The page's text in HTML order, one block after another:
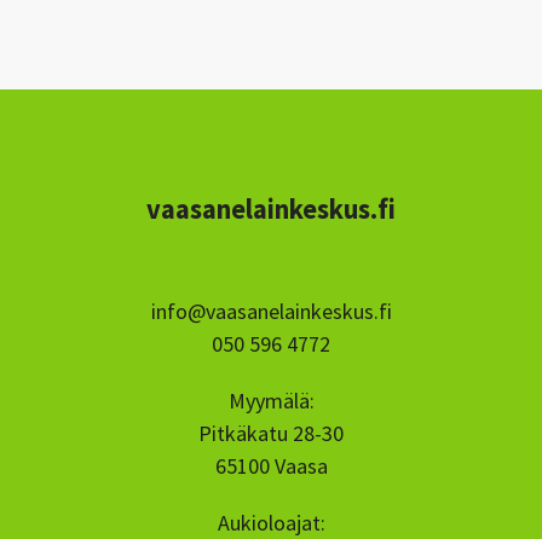
vaasanelainkeskus.fi
info@vaasanelainkeskus.fi
050 596 4772
Myymälä:
Pitkäkatu 28-30
65100 Vaasa
Aukioloajat: